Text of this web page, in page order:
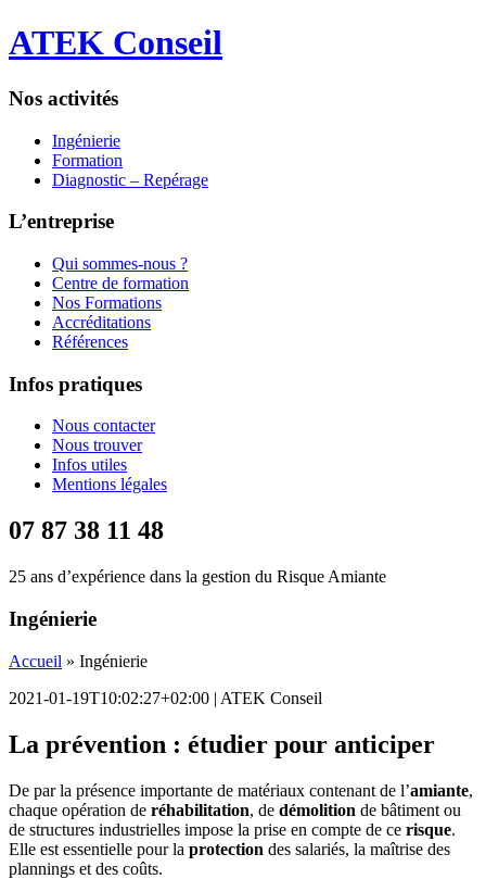
ATEK Conseil
Nos activités
Ingénierie
Formation
Diagnostic – Repérage
L’entreprise
Qui sommes-nous ?
Centre de formation
Nos Formations
Accréditations
Références
Infos pratiques
Nous contacter
Nous trouver
Infos utiles
Mentions légales
07 87 38 11 48
25 ans d’expérience dans la gestion du Risque Amiante
Ingénierie
Accueil » Ingénierie
2021-01-19T10:02:27+02:00 | ATEK Conseil
La prévention : étudier pour anticiper
De par la présence importante de matériaux contenant de l’amiante,
chaque opération de réhabilitation, de démolition de bâtiment ou
de structures industrielles impose la prise en compte de ce risque.
Elle est essentielle pour la protection des salariés, la maîtrise des
plannings et des coûts.